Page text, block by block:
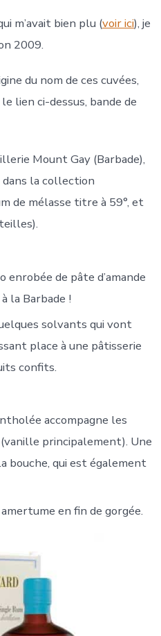
m’avait bien plu (voir ici), je
2009.
du nom de ces cuvées,
le lien ci-dessus, bande de
Mount Gay (Barbade),
la collection
de mélasse titre à 59°, et
enrobée de pâte d’amande
la Barbade !
solvants qui vont
place à une pâtisserie
confits.
accompagne les
principalement). Une
bouche, qui est également
en fin de gorgée.